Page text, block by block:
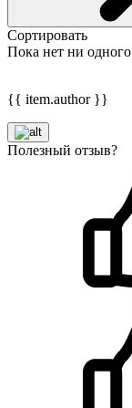
Сортировать
Пока нет ни
{{ item.author }}
Полезный отзыв?